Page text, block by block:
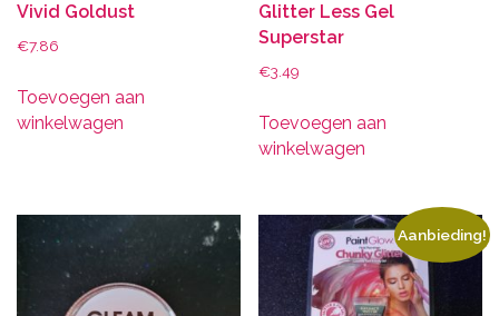
Vivid Goldust
€7.86
Toevoegen aan
winkelwagen
Glitter Less Gel
Superstar
€3.49
Toevoegen aan
winkelwagen
Aanbieding!